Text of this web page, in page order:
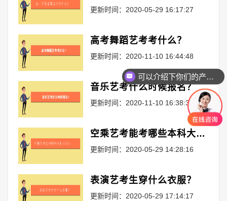
更新时间：2020-05-29 16:17:27
高考舞蹈艺考考什么？
更新时间：2020-11-10 16:44:48
音乐艺考什么时候报名？
更新时间：2020-11-10 16:38:39
空乘艺考能考哪些本科大学？
更新时间：2020-05-29 14:28:16
表演艺考生穿什么衣服？
更新时间：2020-05-29 17:14:17
可以介绍下你们的产品么
你们是怎么收费的呢